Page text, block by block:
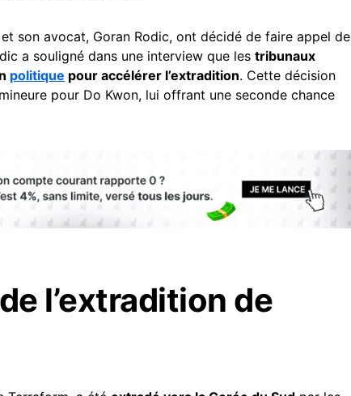
son avocat, Goran Rodic, ont décidé de faire appel de
a souligné dans une interview que les tribunaux
politique pour accélérer l’extradition. Cette décision
pour Do Kwon, lui offrant une seconde chance
l’extradition de